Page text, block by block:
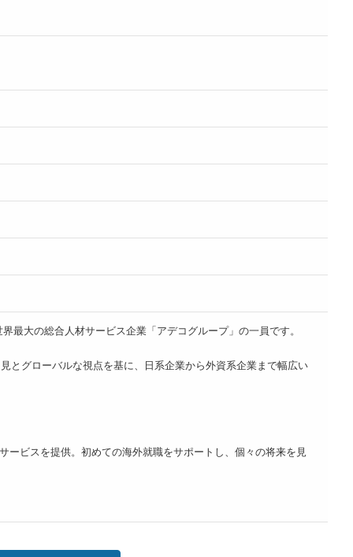
最大の総合人材サービス企業「アデコグループ」の一員です。
とグローバルな視点を基に、日系企業から外資系企業まで幅広い
ビスを提供。初めての海外就職をサポートし、個々の将来を見